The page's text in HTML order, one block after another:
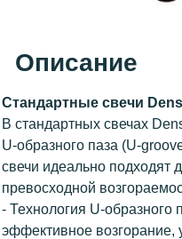
Описание
Стандартные свечи
В стандартных свечах
U-образного паза (U-
свечи идеально подходят
превосходной
- Технология U-образного
эффективное